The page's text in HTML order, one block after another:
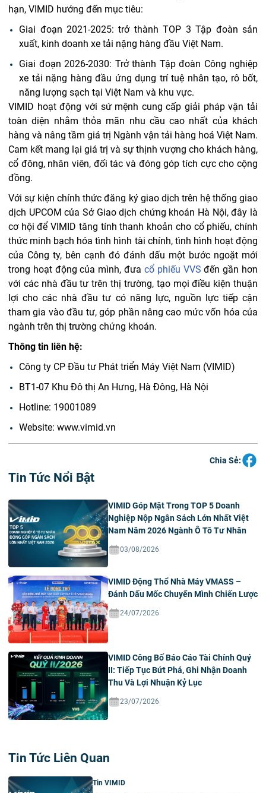
hạn, VIMID hướng đến mục tiêu:
Giai đoạn 2021-2025: trở thành TOP 3 Tập đoàn sản
xuất, kinh doanh xe tải nặng hàng đầu Việt Nam.
Giai đoạn 2026-2030: Trở thành Tập đoàn Công nghiệp
xe tải nặng hàng đầu ứng dụng trí tuệ nhân tạo, rô bốt,
năng lượng sạch tại Việt Nam và khu vực.
VIMID hoạt động với sứ mệnh cung cấp giải pháp vận tải
toàn diện nhằm thỏa mãn nhu cầu cao nhất của khách
hàng và nâng tầm giá trị Ngành vận tải hàng hoá Việt Nam.
Cam kết mang lại giá trị và sự thịnh vượng cho khách hàng,
cổ đông, nhân viên, đối tác và đóng góp tích cực cho cộng
đồng.
Với sự kiện chính thức đăng ký giao dịch trên hệ thống giao
dịch UPCOM của Sở Giao dịch chứng khoán Hà Nội, đây là
cơ hội để VIMID tăng tính thanh khoản cho cổ phiếu, chính
thức minh bạch hóa tình hình tài chính, tình hình hoạt động
của Công ty, bên cạnh đó đánh dấu một bước ngoặt mới
trong hoạt động của mình, đưa cổ phiếu VVS đến gần hơn
với các nhà đầu tư trên thị trường, tạo mọi điều kiện thuận
lợi cho các nhà đầu tư có năng lực, nguồn lực tiếp cận
tham gia vào đầu tư, góp phần nâng cao mức vốn hóa của
ngành trên thị trường chứng khoán.
Thông tin liên hệ:
Công ty CP Đầu tư Phát triển Máy Việt Nam (VIMID)
BT1-07 Khu Đô thị An Hưng, Hà Đông, Hà Nội
Hotline: 19001089
Website: www.vimid.vn
Chia Sẻ:
Tin Tức Nổi Bật
VIMID Góp Mặt Trong TOP 5 Doanh
Nghiệp Nộp Ngân Sách Lớn Nhất Việt
Nam Năm 2026 Ngành Ô Tô Tư Nhân
03/08/2026
VIMID Động Thổ Nhà Máy VMASS –
Đánh Dấu Mốc Chuyển Mình Chiến Lược
24/07/2026
VIMID Công Bố Báo Cáo Tài Chính Quý
II: Tiếp Tục Bứt Phá, Ghi Nhận Doanh
Thu Và Lợi Nhuận Kỷ Lục
23/07/2026
Tin Tức Liên Quan
Tin VIMID